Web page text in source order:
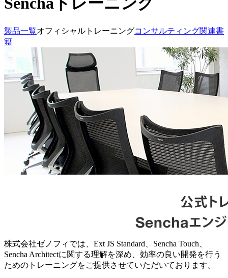
製品一覧オフィシャルトレーニングコンサルティング関連書
籍
株式会社ゼノフィでは、Ext JS Standard、Sencha Touch、
Sencha Architectに関する理解を深め、効率の良い開発を行う
ためのトレーニングをご提供させていただいております。